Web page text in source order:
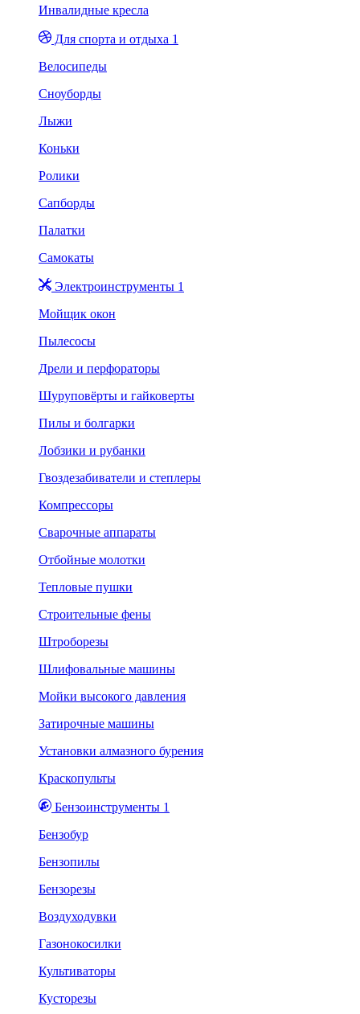
Инвалидные кресла
Для спорта и отдыха 1
Велосипеды
Сноуборды
Лыжи
Коньки
Ролики
Сапборды
Палатки
Самокаты
Электроинструменты 1
Мойщик окон
Пылесосы
Дрели и перфораторы
Шуруповёрты и гайковерты
Пилы и болгарки
Лобзики и рубанки
Гвоздезабиватели и степлеры
Компрессоры
Сварочные аппараты
Отбойные молотки
Тепловые пушки
Строительные фены
Штроборезы
Шлифовальные машины
Мойки высокого давления
Затирочные машины
Установки алмазного бурения
Краскопульты
Бензоинструменты 1
Бензобур
Бензопилы
Бензорезы
Воздуходувки
Газонокосилки
Культиваторы
Кусторезы